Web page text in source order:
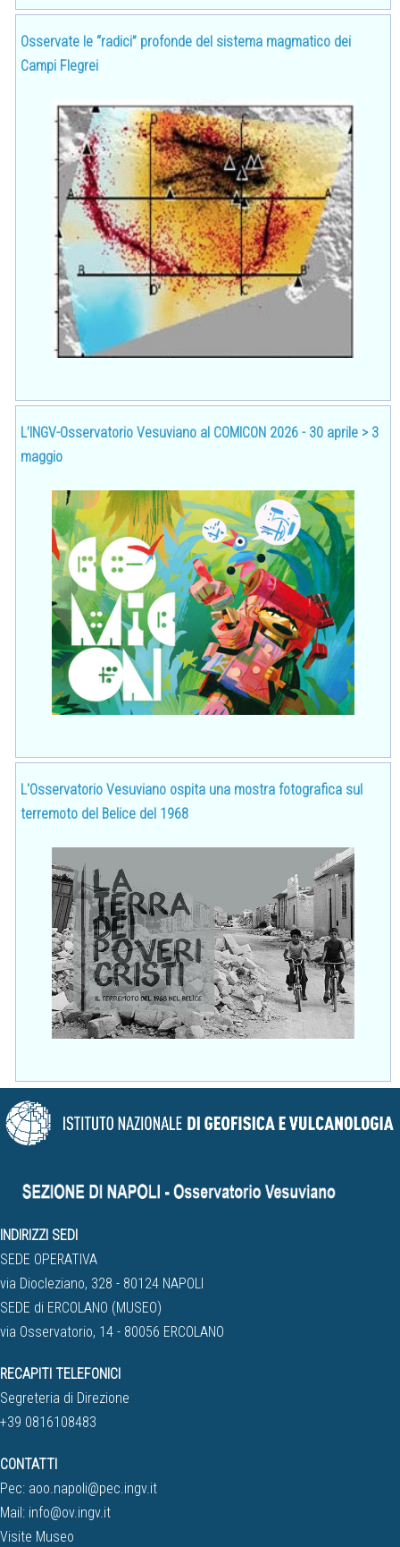
Osservate le “radici” profonde del sistema magmatico dei
Campi Flegrei
L’INGV-Osservatorio Vesuviano al COMICON 2026 - 30 aprile > 3
maggio
L'Osservatorio Vesuviano ospita una mostra fotografica sul
terremoto del Belice del 1968
INDIRIZZI SEDI
SEDE OPERATIVA
via Diocleziano, 328 - 80124 NAPOLI
SEDE di ERCOLANO (MUSEO)
via Osservatorio, 14 - 80056 ERCOLANO
RECAPITI TELEFONICI
Segreteria di Direzione
+39 0816108483
CONTATTI
Pec: aoo.napoli@pec.ingv.it
Mail: info@ov.ingv.it
Visite Museo